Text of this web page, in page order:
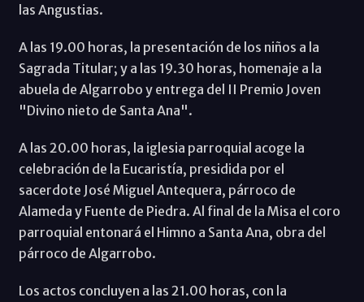
las Angustias.
A las 19.00 horas, la presentación de los niños a la
Sagrada Titular; y a las 19.30 horas, homenaje a la
abuela de Algarrobo y entrega del II Premio Joven
"Divino nieto de Santa Ana".
A las 20.00 horas, la iglesia parroquial acoge la
celebración de la Eucaristía, presidida por el
sacerdote José Miguel Antequera, párroco de
Alameda y Fuente de Piedra. Al final de la Misa el coro
parroquial entonará el Himno a Santa Ana, obra del
párroco de Algarrobo.
Los actos concluyen a las 21.00 horas, con la